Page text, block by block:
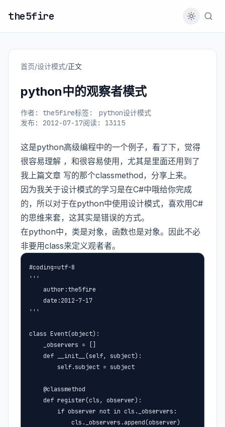
the5fire
首页/设计模式/正文
python中的观察者模式
作者: the5fire标签:
python设计模式
发布: 2012-07-17阅读: 13115
这是python高级编程中的一个例子，看了下，觉得
很容易理解 ，和很容易使用，尤其是里面还用到了
我上篇文章 写的那个classmethod，分享上来。
因为我关于设计模式的学习是在C#中哦给你完成
的，所以对于在python中使用设计模式，喜欢用C#
的思维来套，这其实是错误的方式。
在python中，类是对象，函数也是对象。因此不必
非要用class来定义观者者。
#coding=utf-8
'''
    author:the5fire
    date:2012-7-17
'''
class Event(object):
    _observers = []
    def __init__(self, subject):
        self.subject = subject
    @classmethod
    def register(cls, observer):
        if observer not in cls._observers:
            cls._observers.append(observer)